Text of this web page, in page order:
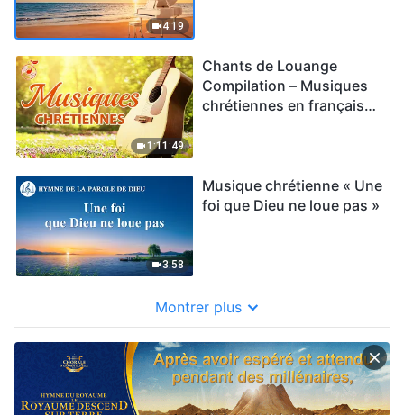
4:19
1:11:49
Chants de Louange
Compilation – Musiques
chrétiennes en français
3:58
Musique chrétienne « Une
foi que Dieu ne loue pas »
Montrer plus